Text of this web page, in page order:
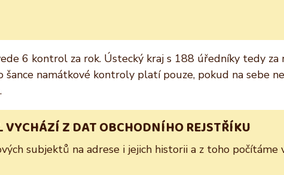
6 kontrol za rok. Ústecký kraj s 188 úředníky tedy
namátkové kontroly platí pouze, pokud na sebe
Z DAT OBCHODNÍHO REJSTŘÍKU
subjektů na adrese i jejich historii a z toho počítáme